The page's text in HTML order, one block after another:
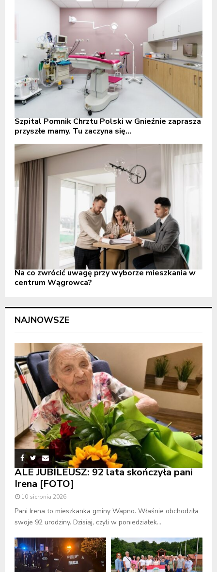
Szpital Pomnik Chrztu Polski w Gnieźnie zaprasza
przyszłe mamy. Tu zaczyna się...
Na co zwrócić uwagę przy wyborze mieszkania w
centrum Wągrowca?
NAJNOWSZE
ALE JUBILEUSZ: 92 lata skończyła pani
Irena [FOTO]
10 sierpnia 2026
Pani Irena to mieszkanka gminy Wapno. Właśnie obchodziła
swoje 92 urodziny. Dzisiaj, czyli w poniedziałek...